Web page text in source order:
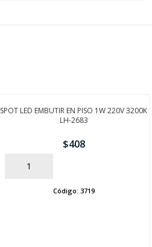
SPOT LED EMBUTIR EN PISO 1W 220V 3200K
LH-2683
$408
AÑADIR
Código: 3719